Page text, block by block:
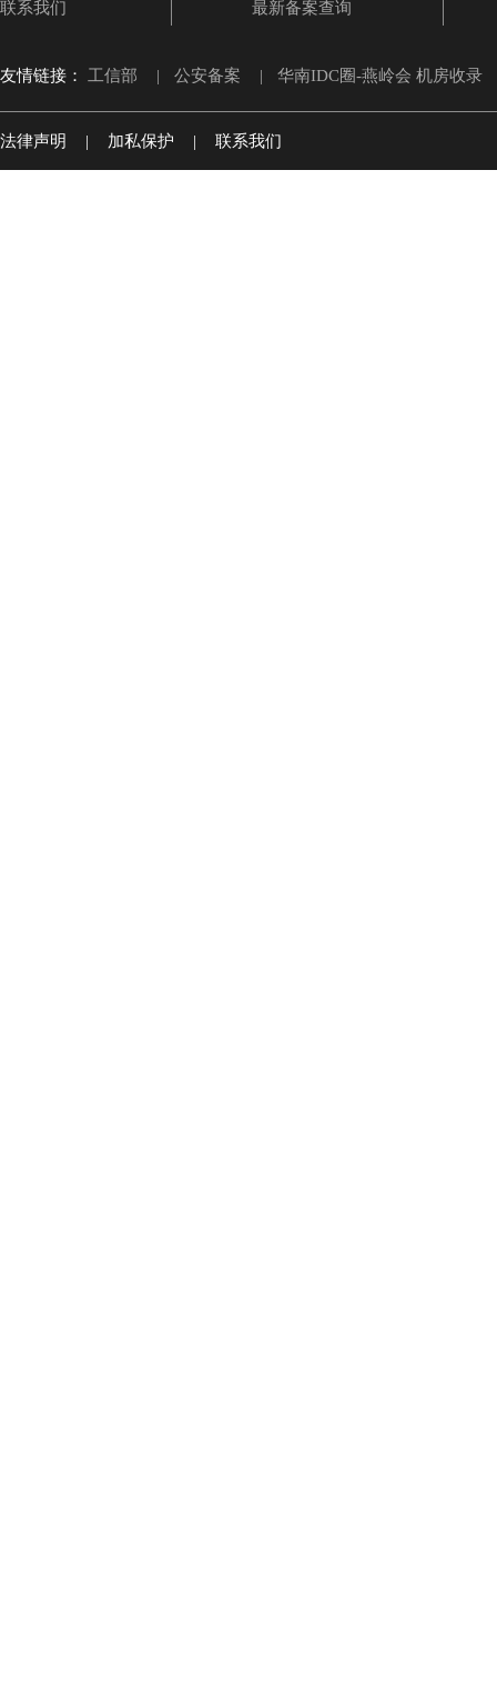
联系我们
最新备案查询
友情链接： 工信部 | 公安备案 | 华南IDC圈-燕岭会 机房收录
法律声明 | 加私保护 | 联系我们